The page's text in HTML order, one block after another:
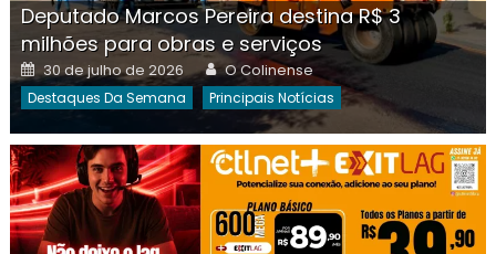
Deputado Marcos Pereira destina R$ 3
milhões para obras e serviços
Posted
on
30 de julho de 2026 Author
O Colinense
Destaques Da Semana Principais Notícias